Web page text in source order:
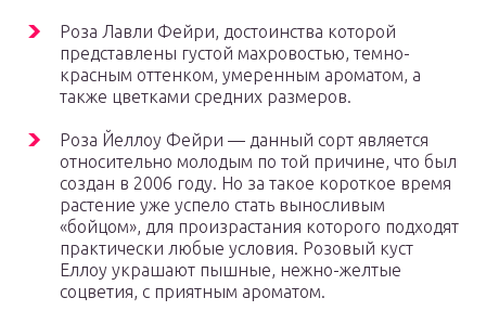
Роза Лавли Фейри, достоинства которой
представлены густой махровостью, темно-
красным оттенком, умеренным ароматом, а
также цветками средних размеров.
Роза Йеллоу Фейри — данный сорт является
относительно молодым по той причине, что был
создан в 2006 году. Но за такое короткое время
растение уже успело стать выносливым
«бойцом», для произрастания которого подходят
практически любые условия. Розовый куст
Еллоу украшают пышные, нежно-желтые
соцветия, с приятным ароматом.